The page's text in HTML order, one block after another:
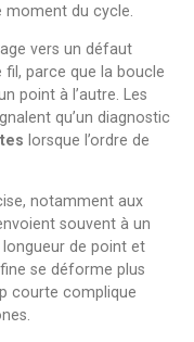
du cycle.
vers un défaut
parce que la boucle
point à l’autre. Les
qu’un diagnostic
lorsque l’ordre de
notamment aux
souvent à un
longueur de point et
se déforme plus
courte complique